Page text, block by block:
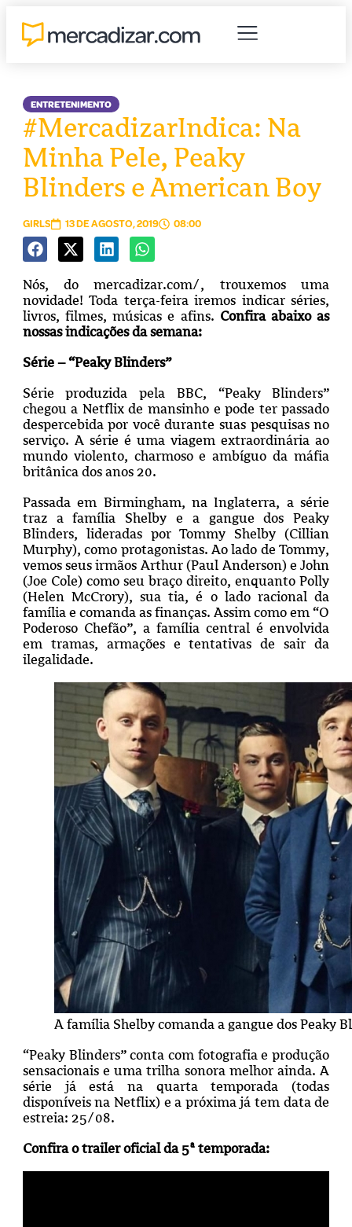
ENTRETENIMENTO
#MercadizarIndica: Na
Minha Pele, Peaky
Blinders e American Boy
GIRLS 13 DE AGOSTO, 2019 08:00
Nós, do mercadizar.com/, trouxemos uma
novidade! Toda terça-feira iremos indicar séries,
livros, filmes, músicas e afins. Confira abaixo as
nossas indicações da semana:
Série – “Peaky Blinders”
Série produzida pela BBC, “Peaky Blinders”
chegou a Netflix de mansinho e pode ter passado
despercebida por você durante suas pesquisas no
serviço. A série é uma viagem extraordinária ao
mundo violento, charmoso e ambíguo da máfia
britânica dos anos 20.
Passada em Birmingham, na Inglaterra, a série
traz a família Shelby e a gangue dos Peaky
Blinders, lideradas por Tommy Shelby (Cillian
Murphy), como protagonistas. Ao lado de Tommy,
vemos seus irmãos Arthur (Paul Anderson) e John
(Joe Cole) como seu braço direito, enquanto Polly
(Helen McCrory), sua tia, é o lado racional da
família e comanda as finanças. Assim como em “O
Poderoso Chefão”, a família central é envolvida
em tramas, armações e tentativas de sair da
ilegalidade.
A família Shelby comanda a gangue dos Peaky
“Peaky Blinders” conta com fotografia e produção
sensacionais e uma trilha sonora melhor ainda. A
série já está na quarta temporada (todas
disponíveis na Netflix) e a próxima já tem data de
estreia: 25/08.
Confira o trailer oficial da 5ª temporada: